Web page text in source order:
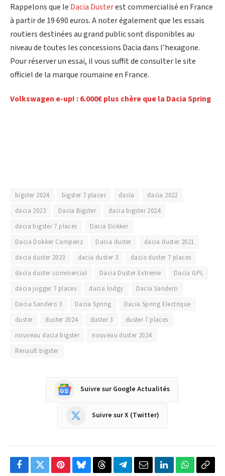
Rappelons que le Dacia Dusterest commercialisé en France
à partir de 19 690 euros. A noter également que les essais
routiers destinées au grand public sont disponibles au
niveau de toutes les concessions Dacia dans l’hexagone.
Pour réserver un essai, il vous suffit de consulter le site
officiel de la marque roumaine en France.
Volkswagen e-up! : 6.000€ plus chère que la Dacia Spring
bigster 2024 bigster 7 places dacia
dacia 2022
dacia 2023
Dacia Bigster
dacia bigster 2024
dacia bigster 7 places
Dacia Dokker
Dacia Dokker Camperiz
Dacia duster
dacia duster 2021
dacia duster 2023
dacia duster 3
dacia duster 7 places
dacia duster commercial
Dacia Duster Extreme
Dacia GPL
dacia jogger 7 places
dacia lodgy
Dacia Sandero
Dacia Sandero 3
Dacia Spring
Dacia Spring Electrique
duster
duster 2024 duster 3
duster 7 places
nouveau dacia bigster
nouveau duster 2024
Renault bigster
Suivre sur Google Actualités
Suivre sur X (Twitter)
Facebook
TwitterPinterestBlueskyThreadsPartagerEmailLinkedInWhatsApp